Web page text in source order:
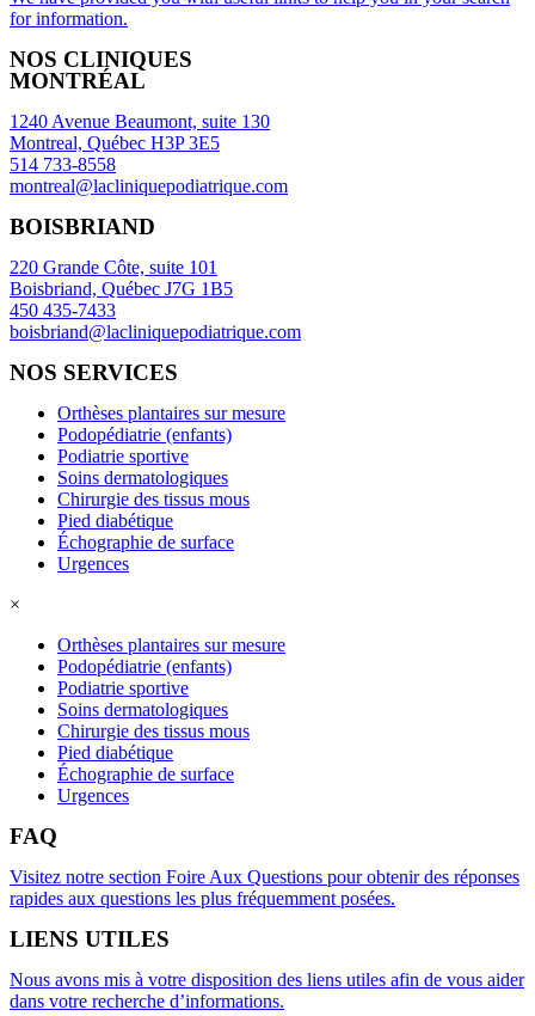
for information.
NOS CLINIQUES
MONTRÉAL
1240 Avenue Beaumont, suite 130
Montreal, Québec H3P 3E5
514 733-8558
montreal@lacliniquepodiatrique.com
BOISBRIAND
220 Grande Côte, suite 101
Boisbriand, Québec J7G 1B5
450 435-7433
boisbriand@lacliniquepodiatrique.com
NOS SERVICES
Orthèses plantaires sur mesure
Podopédiatrie (enfants)
Podiatrie sportive
Soins dermatologiques
Chirurgie des tissus mous
Pied diabétique
Échographie de surface
Urgences
×
Orthèses plantaires sur mesure
Podopédiatrie (enfants)
Podiatrie sportive
Soins dermatologiques
Chirurgie des tissus mous
Pied diabétique
Échographie de surface
Urgences
FAQ
Visitez notre section Foire Aux Questions pour obtenir des réponses
rapides aux questions les plus fréquemment posées.
LIENS UTILES
Nous avons mis à votre disposition des liens utiles afin de vous aider
dans votre recherche d’informations.